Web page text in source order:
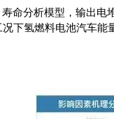
命分析模型，输出电
下氢燃料电池汽车